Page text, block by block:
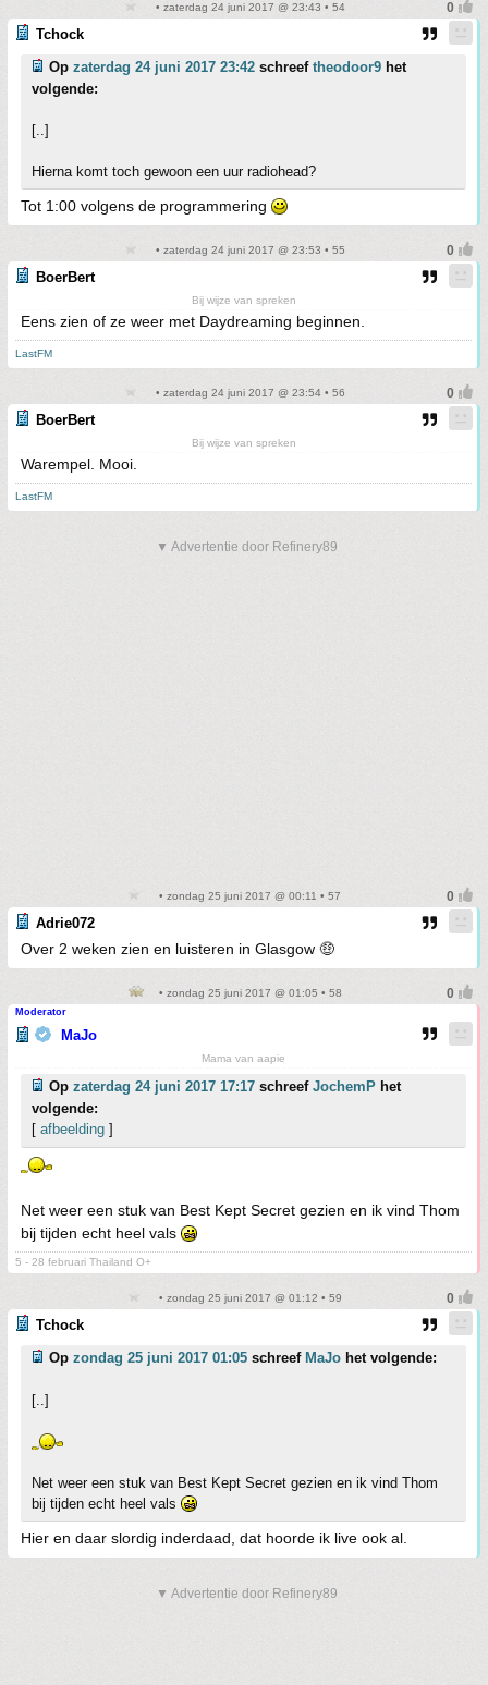
• zaterdag 24 juni 2017 @ 23:43 • 54
Tchock
Op zaterdag 24 juni 2017 23:42 schreef theodoor9 het
volgende:
[..]
Hierna komt toch gewoon een uur radiohead?
Tot 1:00 volgens de programmering
• zaterdag 24 juni 2017 @ 23:53 • 55
BoerBert
Bij wijze van spreken
Eens zien of ze weer met Daydreaming beginnen.
LastFM
• zaterdag 24 juni 2017 @ 23:54 • 56
BoerBert
Bij wijze van spreken
Warempel. Mooi.
LastFM
▼ Advertentie door Refinery89
• zondag 25 juni 2017 @ 00:11 • 57
Adrie072
Over 2 weken zien en luisteren in Glasgow 🤑
• zondag 25 juni 2017 @ 01:05 • 58
Moderator
MaJo
Mama van aapie
Op zaterdag 24 juni 2017 17:17 schreef JochemP het
volgende:
[ afbeelding ]
Net weer een stuk van Best Kept Secret gezien en ik vind Thom
bij tijden echt heel vals
5 - 28 februari Thailand O+
• zondag 25 juni 2017 @ 01:12 • 59
Tchock
Op zondag 25 juni 2017 01:05 schreef MaJo het volgende:
[..]
Net weer een stuk van Best Kept Secret gezien en ik vind Thom
bij tijden echt heel vals
Hier en daar slordig inderdaad, dat hoorde ik live ook al.
▼ Advertentie door Refinery89